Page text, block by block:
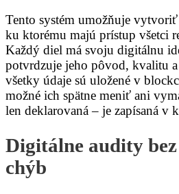
Tento systém umožňuje
ku ktorému majú prístup všetci
Každý diel má svoju digitálnu
potvrdzuje jeho pôvod, kvalitu
všetky údaje sú uložené v
možné ich spätne meniť ani
len deklarovaná – je zapísaná v
Digitálne audity
chýb